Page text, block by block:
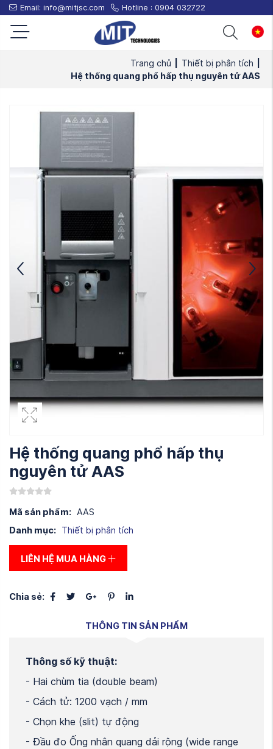
Email: info@mitjsc.com Hotline : 0904 032722
Trang chủ Thiết bị phân tích
Hệ thống quang phổ hấp thụ nguyên tử AAS
Hệ thống quang phổ hấp thụ
nguyên tử AAS
Mã sản phẩm: AAS
Danh mục: Thiết bị phân tích
LIÊN HỆ MUA HÀNG
Chia sẻ:
THÔNG TIN SẢN PHẨM
Thông số kỹ thuật:
- Hai chùm tia (double beam)
- Cách tử: 1200 vạch / mm
- Chọn khe (slit) tự động
- Đầu đo Ống nhân quang dải rộng (wide range